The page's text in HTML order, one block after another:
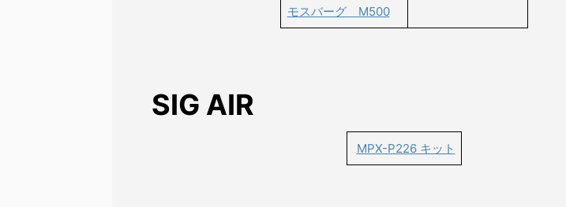
モスバーグ M500
SIG AIR
MPX-P226 キット